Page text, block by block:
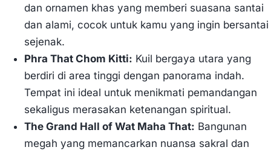
dan ornamen khas yang memberi suasana santai
dan alami, cocok untuk kamu yang ingin bersantai
sejenak.
Phra That Chom Kitti: Kuil bergaya utara yang
berdiri di area tinggi dengan panorama indah.
Tempat ini ideal untuk menikmati pemandangan
sekaligus merasakan ketenangan spiritual.
The Grand Hall of Wat Maha That: Bangunan
megah yang memancarkan nuansa sakral dan